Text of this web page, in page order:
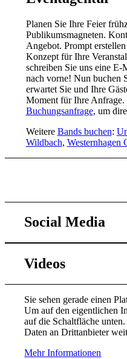
Planen Sie Ihre Feier
Publikumsmagneten.
Angebot. Prompt
Konzept für Ihre
schreiben Sie uns eine
nach vorne! Nun buchen
erwartet Sie und Ihre
Moment für Ihre Anfrage.
Buchungsanfrage, um
Weitere Bands buchen:
Wildbach, Westernhagen
Social Media
Videos
Sie sehen gerade einen
Um auf den eigentlichen
auf die Schaltfläche
Daten an Drittanbieter
Mehr Informationen